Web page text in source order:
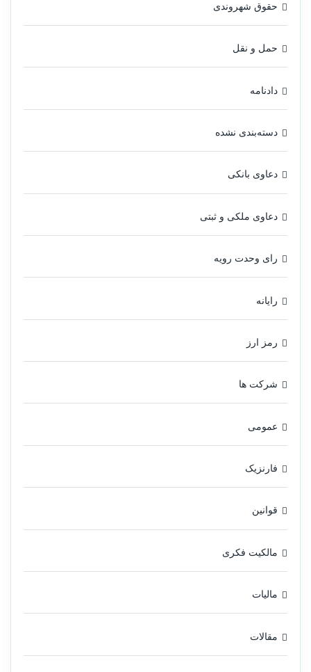
حقوق شهروندی
حمل و نقل
دادنامه
دسته‌بندی نشده
دعاوی بانکی
دعاوی ملکی و ثبتی
رای وحدت رویه
رایانه
رمز ارز
شرکت ها
عمومی
فارنزیک
قوانین
مالکیت فکری
مالیات
مقالات